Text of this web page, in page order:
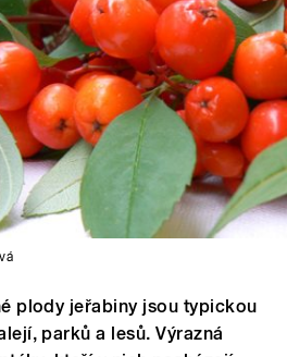
plody jeřabiny jsou typickou
parků a lesů. Výrazná